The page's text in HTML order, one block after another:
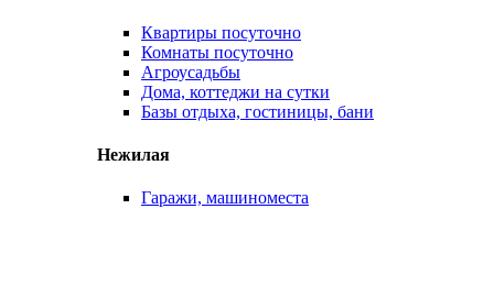
Квартиры посуточно
Комнаты посуточно
Агроусадьбы
Дома, коттеджи на сутки
Базы отдыха, гостиницы, бани
Нежилая
Гаражи, машиноместа